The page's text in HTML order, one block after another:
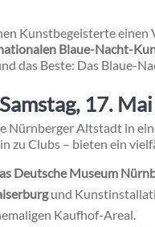
Kunstbegeisterte einen
Blaue-Nacht-
das Beste: Das Blaue-
17.
Nürnberger Altstadt in
zu Clubs – bieten ein
Deutsche Museum
und
Kaufhof-Areal.